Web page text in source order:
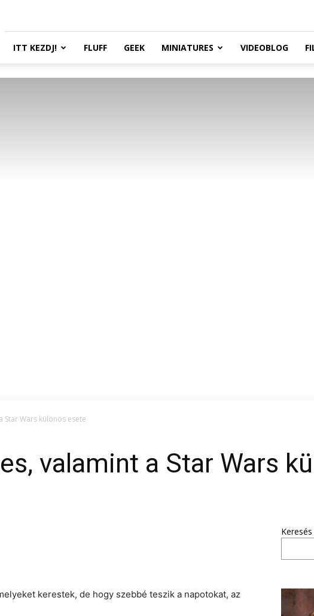
ITT KEZDJ! FLUFF GEEK MINIATURES VIDEOBLOG
Star Wars különös esete
valamint a Star Wars
kerestek, de hogy szebbé teszik a napotokat, az
Keresés